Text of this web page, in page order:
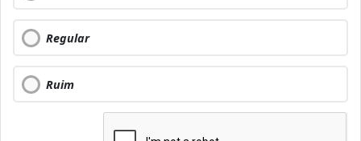
Regular
Ruim